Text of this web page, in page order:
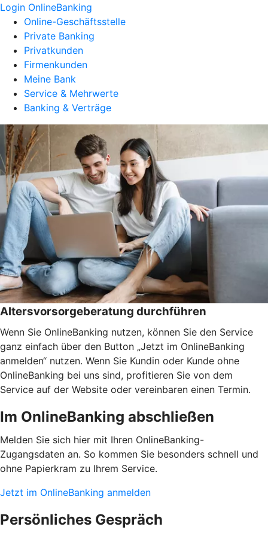
Login OnlineBanking
Online-Geschäftsstelle
Private Banking
Privatkunden
Firmenkunden
Meine Bank
Service & Mehrwerte
Banking & Verträge
Altersvorsorgeberatung durchführen
Wenn Sie OnlineBanking nutzen, können Sie den Service
ganz einfach über den Button „Jetzt im OnlineBanking
anmelden“ nutzen. Wenn Sie Kundin oder Kunde ohne
OnlineBanking bei uns sind, profitieren Sie von dem
Service auf der Website oder vereinbaren einen Termin.
Im OnlineBanking abschließen
Melden Sie sich hier mit Ihren OnlineBanking-
Zugangsdaten an. So kommen Sie besonders schnell und
ohne Papierkram zu Ihrem Service.
Jetzt im OnlineBanking anmelden
Persönliches Gespräch